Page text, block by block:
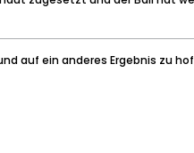
auf ein anderes Ergebnis zu